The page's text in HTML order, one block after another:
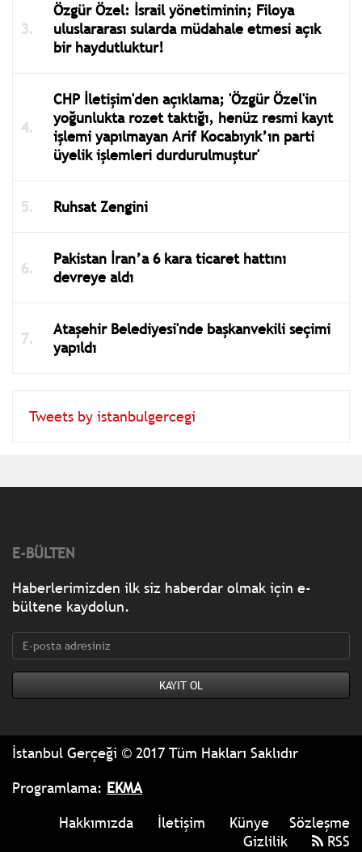
Özgür Özel: İsrail yönetiminin; Filoya
uluslararası sularda müdahale etmesi açık
bir haydutluktur!
CHP İletişim'den açıklama; 'Özgür Özel'in
yoğunlukta rozet taktığı, henüz resmi kayıt
işlemi yapılmayan Arif Kocabıyık’ın parti
üyelik işlemleri durdurulmuştur'
Ruhsat Zengini
Pakistan İran’a 6 kara ticaret hattını
devreye aldı
Ataşehir Belediyesi'nde başkanvekili seçimi
yapıldı
Tweets by istanbulgercegi
E-BÜLTEN
Haberlerimizden ilk siz haberdar olmak için e-
bültene kaydolun.
İstanbul Gerçeği © 2017 Tüm Hakları Saklıdır
Programlama: EKMA
Hakkımızda
İletişim Künye
Sözleşme
Gizlilik
RSS